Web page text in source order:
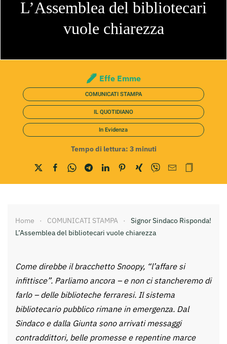
L’Assemblea del bibliotecari
vuole chiarezza
Effe Emme
COMUNICATI STAMPA
IL QUOTIDIANO
In Evidenza
Tempo di lettura: 3 minuti
Home COMUNICATI STAMPA
Signor Sindaco Risponda!
L’Assemblea del bibliotecari vuole chiarezza
Come direbbe il bracchetto Snoopy, “l’affare si
infittisce”. Parliamo ancora – e non ci stancheremo di
farlo – delle biblioteche ferraresi. Il sistema
bibliotecario pubblico rimane in emergenza. Dal
Sindaco e dalla Giunta sono arrivati messaggi
contraddittori, belle promesse e repentine marce